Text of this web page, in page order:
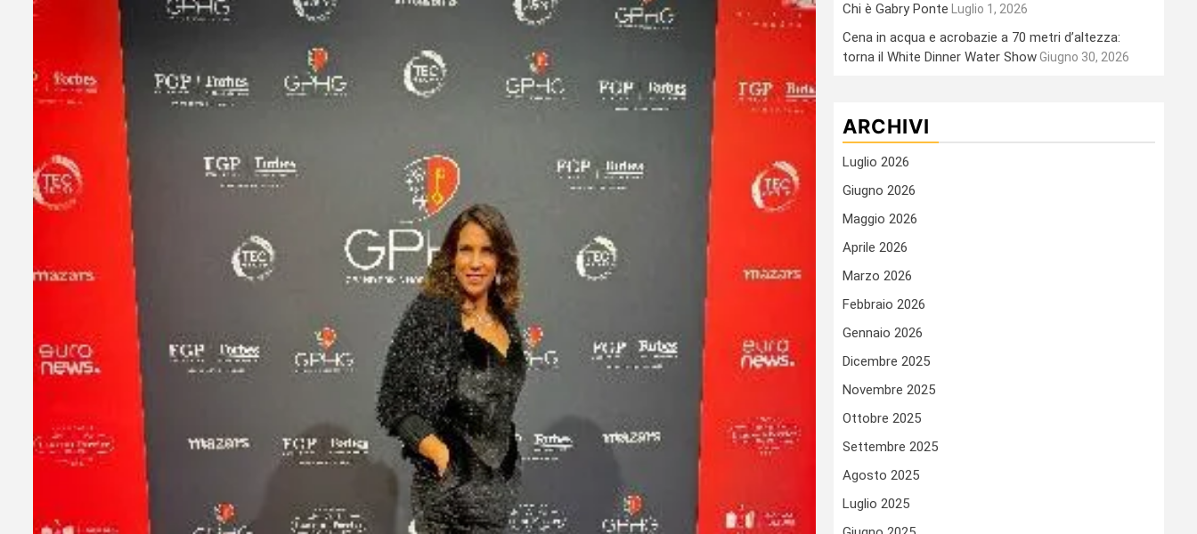
Chi è Gabry Ponte Luglio 1, 2026
Cena in acqua e acrobazie a 70 metri d’altezza:
torna il White Dinner Water ShowGiugno 30, 2026
ARCHIVI
Luglio 2026
Giugno 2026
Maggio 2026
Aprile 2026
Marzo 2026
Febbraio 2026
Gennaio 2026
Dicembre 2025
Novembre 2025
Ottobre 2025
Settembre 2025
Agosto 2025
Luglio 2025